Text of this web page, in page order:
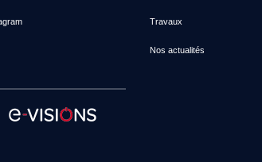
Travaux
Nos actualités